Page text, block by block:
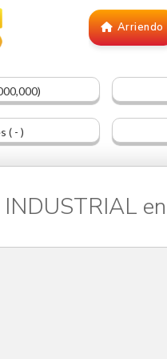
Arriendo
( - )
INDUSTRIAL